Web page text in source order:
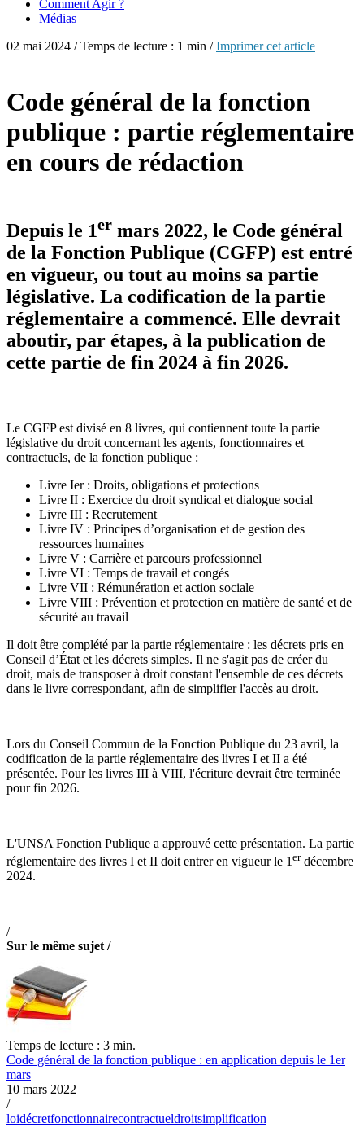
Comment Agir ?
Médias
02 mai 2024 / Temps de lecture : 1 min /Imprimer cet article
Code général de la fonction
publique : partie réglementaire
en cours de rédaction
Depuis le 1er mars 2022, le Code général
de la Fonction Publique (CGFP) est entré
en vigueur, ou tout au moins sa partie
législative. La codification de la partie
réglementaire a commencé. Elle devrait
aboutir, par étapes, à la publication de
cette partie de fin 2024 à fin 2026.
Le CGFP est divisé en 8 livres, qui contiennent toute la partie
législative du droit concernant les agents, fonctionnaires et
contractuels, de la fonction publique :
Livre Ier : Droits, obligations et protections
Livre II : Exercice du droit syndical et dialogue social
Livre III : Recrutement
Livre IV : Principes d’organisation et de gestion des
ressources humaines
Livre V : Carrière et parcours professionnel
Livre VI : Temps de travail et congés
Livre VII : Rémunération et action sociale
Livre VIII : Prévention et protection en matière de santé et de
sécurité au travail
Il doit être complété par la partie réglementaire : les décrets pris en
Conseil d’État et les décrets simples. Il ne s'agit pas de créer du
droit, mais de transposer à droit constant l'ensemble de ces décrets
dans le livre correspondant, afin de simplifier l'accès au droit.
Lors du Conseil Commun de la Fonction Publique du 23 avril, la
codification de la partie réglementaire des livres I et II a été
présentée. Pour les livres III à VIII, l'écriture devrait être terminée
pour fin 2026.
L'UNSA Fonction Publique a approuvé cette présentation. La partie
réglementaire des livres I et II doit entrer en vigueur le 1 erdécembre
2024.
/
Sur le même sujet /
Temps de lecture : 3 min.
Code général de la fonction publique : en application depuis le 1er
mars
10 mars 2022
/
loidécretfonctionnairecontractueldroitsimplification